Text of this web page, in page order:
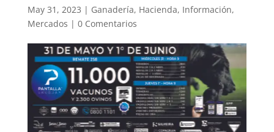
May 31, 2023 | Ganadería, Hacienda, Información,
Mercados | 0 Comentarios